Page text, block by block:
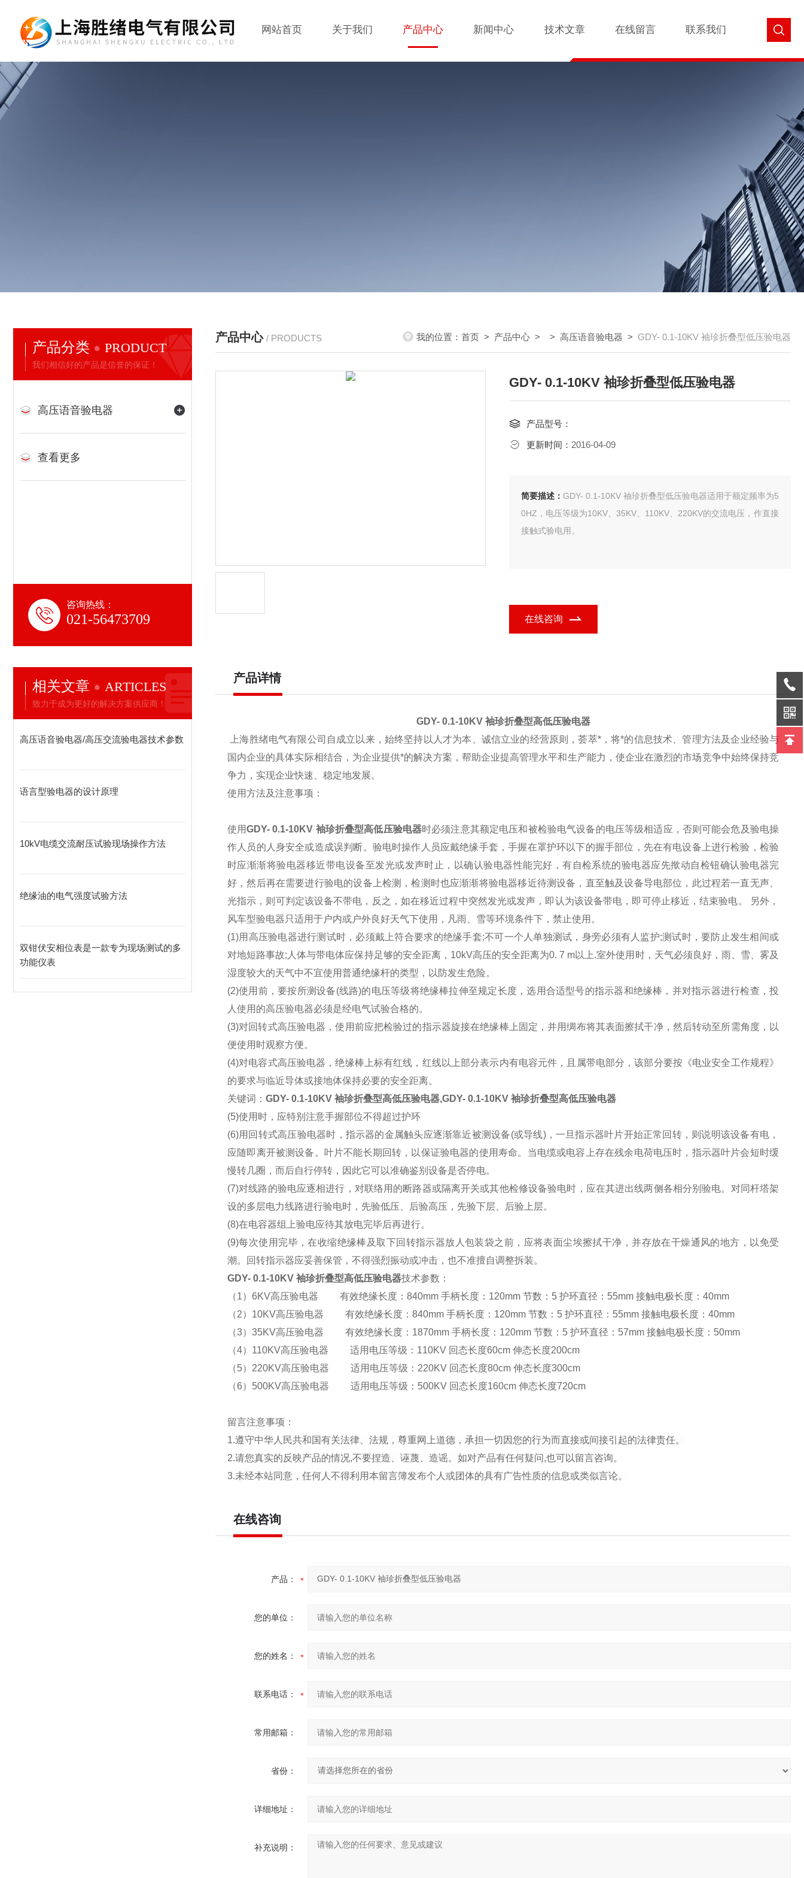
网站首页 关于我们 产品中心 新闻中心 技术文章 在线留言 联系我们
产品分类 PRODUCT
我们相信好的产品是信誉的保证！
高压语音验电器
查看更多
咨询热线：
021-56473709
相关文章 ARTICLES
致力于成为更好的解决方案供应商！
高压语音验电器/高压交流验电器技术参数
语言型验电器的设计原理
10kV电缆交流耐压试验现场操作方法
绝缘油的电气强度试验方法
双钳伏安相位表是一款专为现场测试的多
功能仪表
产品中心 / PRODUCTS 我的位置： 首页 > 产品中心 > > 高压语音验电器 > GDY- 0.1-10KV 袖珍折叠型低压验电器
GDY- 0.1-10KV 袖珍折叠型低压验电器
产品型号：
更新时间： 2016-04-09
简要描述： GDY- 0.1-10KV 袖珍折叠型低压验电器适用于额定频率为5
0HZ，电压等级为10KV、35KV、110KV、220KV的交流电压，作直接
接触式验电用。
在线咨询
产品详情
GDY- 0.1-10KV 袖珍折叠型高低压验电器
上海胜绪电气有限公司自成立以来，始终坚持以人才为本、诚信立业的经营原则，荟萃*，将*的信息技术、管理方法及企业经验与
国内企业的具体实际相结合，为企业提供*的解决方案，帮助企业提高管理水平和生产能力，使企业在激烈的市场竞争中始终保持竞
争力，实现企业快速、稳定地发展。
使用方法及注意事项：
使用GDY- 0.1-10KV 袖珍折叠型高低压验电器时必须注意其额定电压和被检验电气设备的电压等级相适应，否则可能会危及验电操
作人员的人身安全或造成误判断。验电时操作人员应戴绝缘手套，手握在罩护环以下的握手部位，先在有电设备上进行检验，检验
时应渐渐将验电器移近带电设备至发光或发声时止，以确认验电器性能完好，有自检系统的验电器应先揿动自检钮确认验电器完
好，然后再在需要进行验电的设备上检测，检测时也应渐渐将验电器移近待测设备，直至触及设备导电部位，此过程若一直无声、
光指示，则可判定该设备不带电，反之，如在移近过程中突然发光或发声，即认为该设备带电，即可停止移近，结束验电。 另外，
风车型验电器只适用于户内或户外良好天气下使用，凡雨、雪等环境条件下，禁止使用。
(1)用高压验电器进行测试时，必须戴上符合要求的绝缘手套;不可一个人单独测试，身旁必须有人监护;测试时，要防止发生相间或
对地短路事故;人体与带电体应保持足够的安全距离，10kV高压的安全距离为0. 7 m以上.室外使用时，天气必须良好，雨、雪、雾及
湿度较大的天气中不宜使用普通绝缘杆的类型，以防发生危险。
(2)使用前，要按所测设备(线路)的电压等级将绝缘棒拉伸至规定长度，选用合适型号的指示器和绝缘棒，并对指示器进行检查，投
人使用的高压验电器必须是经电气试验合格的。
(3)对回转式高压验电器，使用前应把检验过的指示器旋接在绝缘棒上固定，并用绸布将其表面擦拭干净，然后转动至所需角度，以
便使用时观察方便。
(4)对电容式高压验电器，绝缘棒上标有红线，红线以上部分表示内有电容元件，且属带电部分，该部分要按《电业安全工作规程》
的要求与临近导体或接地体保持必要的安全距离。
关键词： GDY- 0.1-10KV 袖珍折叠型高低压验电器,GDY- 0.1-10KV 袖珍折叠型高低压验电器
(5)使用时，应特别注意手握部位不得超过护环
(6)用回转式高压验电器时，指示器的金属触头应逐渐靠近被测设备(或导线)，一旦指示器叶片开始正常回转，则说明该设备有电，
应随即离开被测设备。叶片不能长期回转，以保证验电器的使用寿命。当电缆或电容上存在残余电荷电压时，指示器叶片会短时缓
慢转几圈，而后自行停转，因此它可以准确鉴别设备是否停电。
(7)对线路的验电应逐相进行，对联络用的断路器或隔离开关或其他检修设备验电时，应在其进出线两侧各相分别验电。对同杆塔架
设的多层电力线路进行验电时，先验低压、后验高压，先验下层、后验上层。
(8)在电容器组上验电应待其放电完毕后再进行。
(9)每次使用完毕，在收缩绝缘棒及取下回转指示器放人包装袋之前，应将表面尘埃擦拭干净，并存放在干燥通风的地方，以免受
潮。回转指示器应妥善保管，不得强烈振动或冲击，也不准擅自调整拆装。
GDY- 0.1-10KV 袖珍折叠型高低压验电器技术参数：
（1）6KV高压验电器 有效绝缘长度：840mm 手柄长度：120mm 节数：5 护环直径：55mm 接触电极长度：40mm
（2）10KV高压验电器 有效绝缘长度：840mm 手柄长度：120mm 节数：5 护环直径：55mm 接触电极长度：40mm
（3）35KV高压验电器 有效绝缘长度：1870mm 手柄长度：120mm 节数：5 护环直径：57mm 接触电极长度：50mm
（4）110KV高压验电器 适用电压等级：110KV 回态长度60cm 伸态长度200cm
（5）220KV高压验电器 适用电压等级：220KV 回态长度80cm 伸态长度300cm
（6）500KV高压验电器 适用电压等级：500KV 回态长度160cm 伸态长度720cm
留言注意事项：
1.遵守中华人民共和国有关法律、法规，尊重网上道德，承担一切因您的行为而直接或间接引起的法律责任。
2.请您真实的反映产品的情况,不要捏造、诬蔑、造谣。如对产品有任何疑问,也可以留言咨询。
3.未经本站同意，任何人不得利用本留言簿发布个人或团体的具有广告性质的信息或类似言论。
在线咨询
产品：
您的单位：
您的姓名：
联系电话：
常用邮箱：
省份：
详细地址：
补充说明：